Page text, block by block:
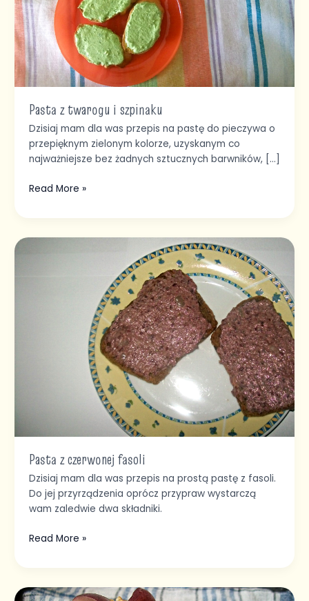
Pasta z twarogu i szpinaku
Dzisiaj mam dla was przepis na pastę do pieczywa o
przepięknym zielonym kolorze, uzyskanym co
najważniejsze bez żadnych sztucznych barwników, […]
Read More »
Pasta z czerwonej fasoli
Dzisiaj mam dla was przepis na prostą pastę z fasoli.
Do jej przyrządzenia oprócz przypraw wystarczą
wam zaledwie dwa składniki.
Read More »
Placki